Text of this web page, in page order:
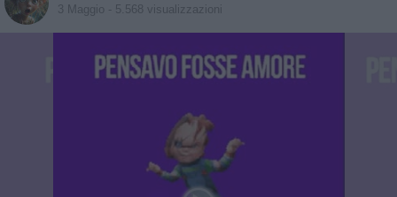
3 Maggio - 5.568 visualizzazioni